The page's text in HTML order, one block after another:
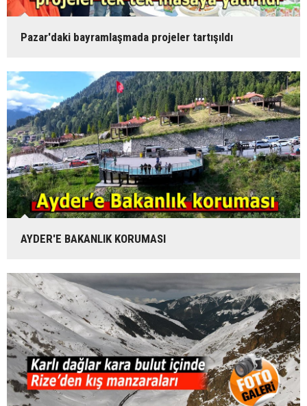
Pazar'daki bayramlaşmada projeler tartışıldı
AYDER'E BAKANLIK KORUMASI